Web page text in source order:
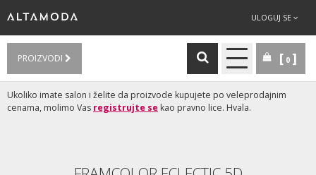
ULOGUJ SE
PROIZVODI 0
Ukoliko imate salon i želite da proizvode kupujete po veleprodajnim
cenama, molimo Vas registrujte se kao pravno lice. Hvala.